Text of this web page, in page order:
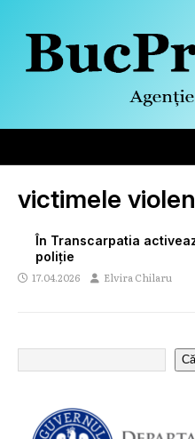
victimele
În Transcarpatia
poliție
17.04.2026 Elvira Chilaru